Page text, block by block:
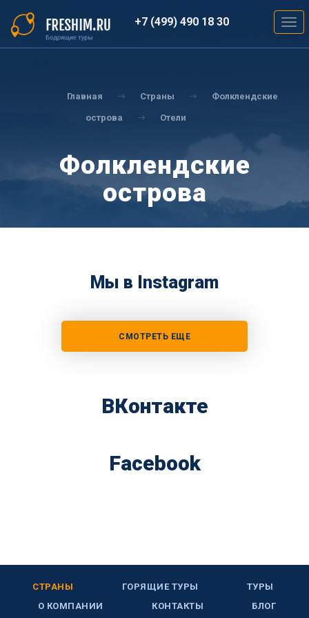
основному
содержанию
+7 (499) 490 18 30
Главная Страны Фолклендские
острова Отели
Фолклендские
острова
Мы в Instagram
СМОТРЕТЬ ЕЩЕ
ВКонтакте
Facebook
СТРАНЫ ГОРЯЩИЕ ТУРЫ
ТУРЫ
О КОМПАНИИ
КОНТАКТЫ БЛОГ